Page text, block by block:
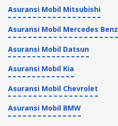
Asuransi Mobil Mitsubishi
Asuransi Mobil Mercedes Benz
Asuransi Mobil Datsun
Asuransi Mobil Kia
Asuransi Mobil Chevrolet
Asuransi Mobil BMW